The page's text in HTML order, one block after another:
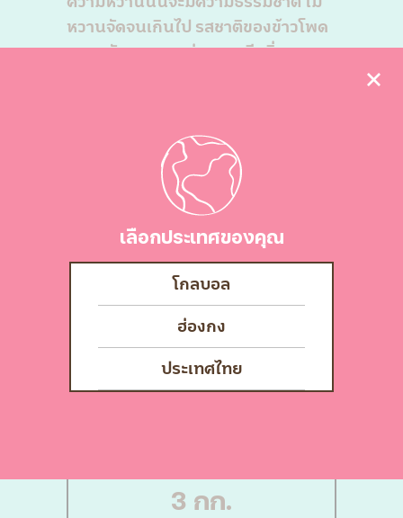
เลือกประเทศของคุณ
โกลบอล
ฮ่องกง
ประเทศไทย
หวานจัดจนเกินไป รสชาติของข้าวโพด
หวานมักจะกลมกล่อมและมีกลิ่นหอม
ข้าวโพดหวานเล็กๆ แทรกอยู่ ซึ่งจะให้
สัมผัสกรุบกรอบเล็กน้อย เพิ่มความ
สนุกในตอนกิน รสชาติจะให้ความรู้สึก
อบอุ่นและสบาย คล้ายกับการได้กิน
ข้าวโพดต้มร้อนๆ แต่ในรูปแบบที่เย็น
สดชื่น เป็นรสชาติที่ทำให้รู้สึกสดชื่นและ
เต็มไปด้วยความสุขในทุกคำ!
บรรจุภัณฑ์ขนาดต่างๆ
3 กก.